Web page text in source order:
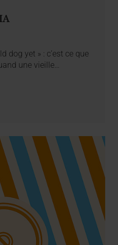
dog yet » : c’est ce que
une vieille…